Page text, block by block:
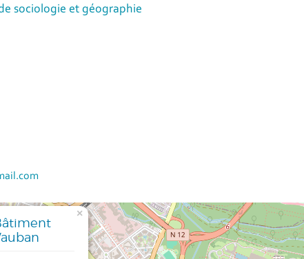
sociologie et géographie
×